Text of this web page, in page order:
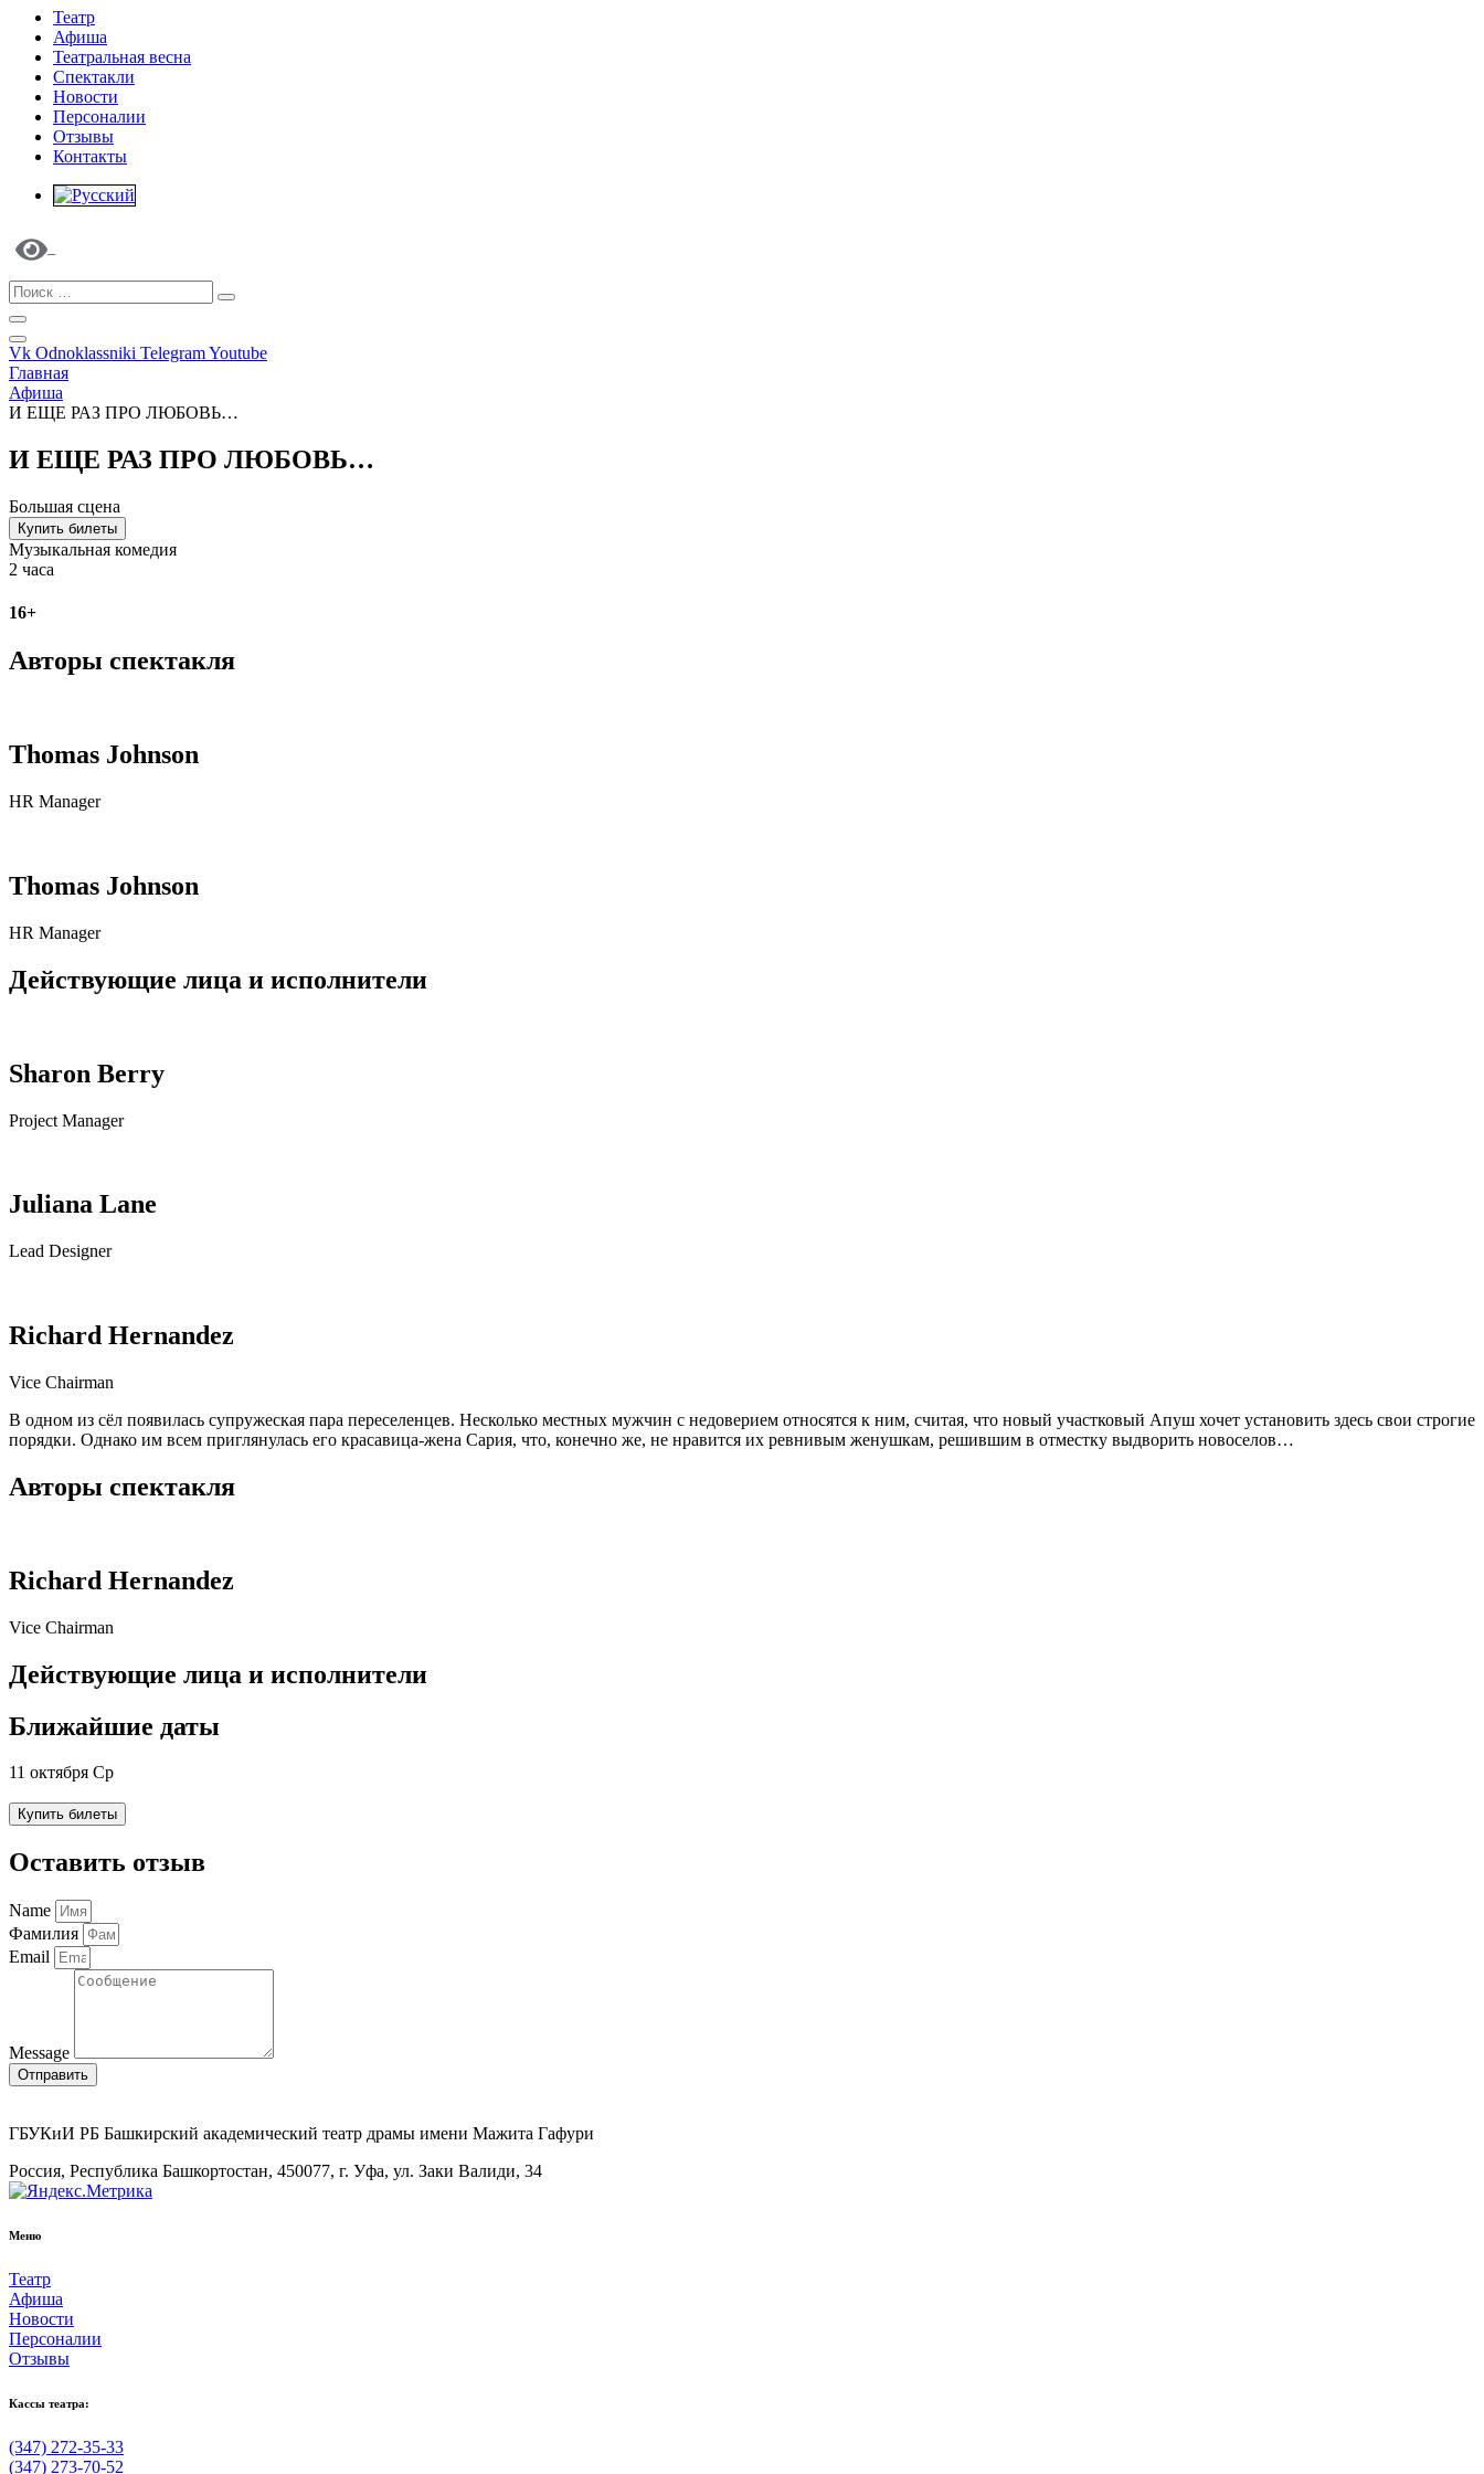
Театр
Афиша
Театральная весна
Спектакли
Новости
Персоналии
Отзывы
Контакты
Vk Odnoklassniki TelegramYoutube
Главная
Афиша
И ЕЩЕ РАЗ ПРО ЛЮБОВЬ…
И ЕЩЕ РАЗ ПРО ЛЮБОВЬ…
Большая сцена
Купить билеты
Музыкальная комедия
2 часа
16+
Авторы спектакля
Thomas Johnson
HR Manager
Thomas Johnson
HR Manager
Действующие лица и исполнители
Sharon Berry
Project Manager
Juliana Lane
Lead Designer
Richard Hernandez
Vice Chairman
В одном из сёл появилась супружеская пара переселенцев. Несколько местных мужчин с недоверием относятся к ним, считая, что новый участковый Апуш хочет установить здесь свои строгие
порядки. Однако им всем приглянулась его красавица-жена Сария, что, конечно же, не нравится их ревнивым женушкам, решившим в отместку выдворить новоселов…
Авторы спектакля
Richard Hernandez
Vice Chairman
Действующие лица и исполнители
Ближайшие даты
11 октября Ср
Купить билеты
Оставить отзыв
Name
Фамилия
Email
Message
Отправить
ГБУКиИ РБ Башкирский академический театр драмы имени Мажита Гафури
Россия, Республика Башкортостан, 450077, г. Уфа, ул. Заки Валиди, 34
Меню
Театр
Афиша
Новости
Персоналии
Отзывы
Кассы театра:
(347) 272-35-33
(347) 273-70-52